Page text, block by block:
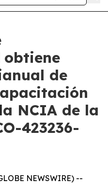
de
NCIA de la
423236-
NEWSWIRE) --